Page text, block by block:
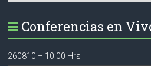
Conferencias en
260810 – 10:00 Hrs